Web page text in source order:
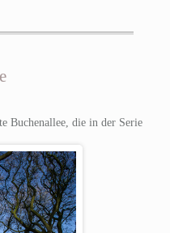
Buchenallee, die in der Serie